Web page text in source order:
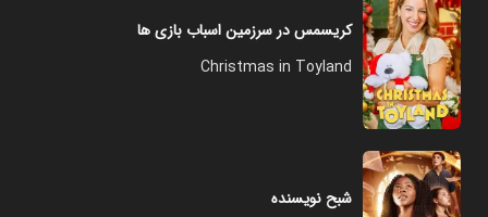
کریسمس در سرزمین اسباب بازی ها
Christmas in Toyland
شبح نویسنده